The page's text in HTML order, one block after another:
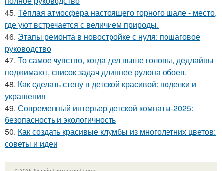
45. Тёплая атмосфера настоящего горного шале - место,
где уют встречается с величием природы.
46. Этапы ремонта в новостройке с нуля: пошаговое
руководство
47. То самое чувство, когда дел выше головы, дедлайны
поджимают, список задач длиннее рулона обоев.
48. Как сделать стену в детской красивой: поделки и
украшения
49. Современный интерьер детской комнаты-2025:
безопасность и экологичность
50. Как создать красивые клумбы из многолетних цветов:
советы и идеи